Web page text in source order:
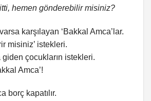
hemen gönderebilir misiniz?
karşılayan ‘Bakkal Amca’lar.
misiniz’ istekleri.
çocukların istekleri.
Amca’!
borç kapatılır.